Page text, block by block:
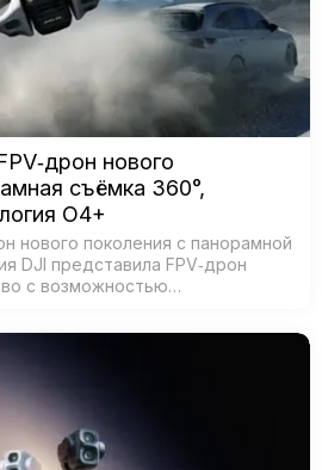
нового
съёмка 360°,
O4+
нового поколения с панорамной
DJI представила FPV‑дрон
с возможностью
создана для:…